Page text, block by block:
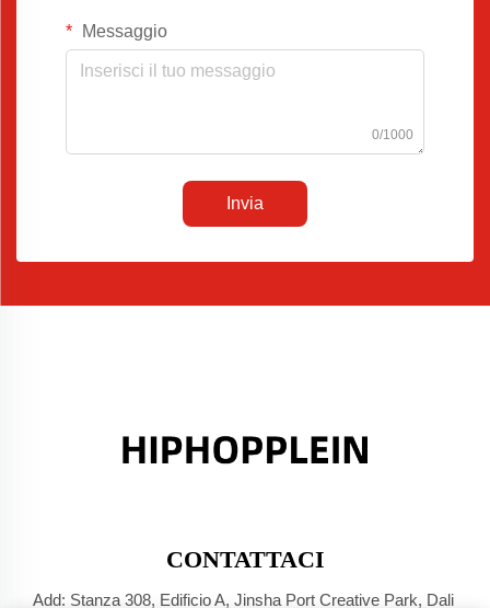
Messaggio
0/1000
Invia
CONTATTACI
Add: Stanza 308, Edificio A, Jinsha Port Creative Park, Dali